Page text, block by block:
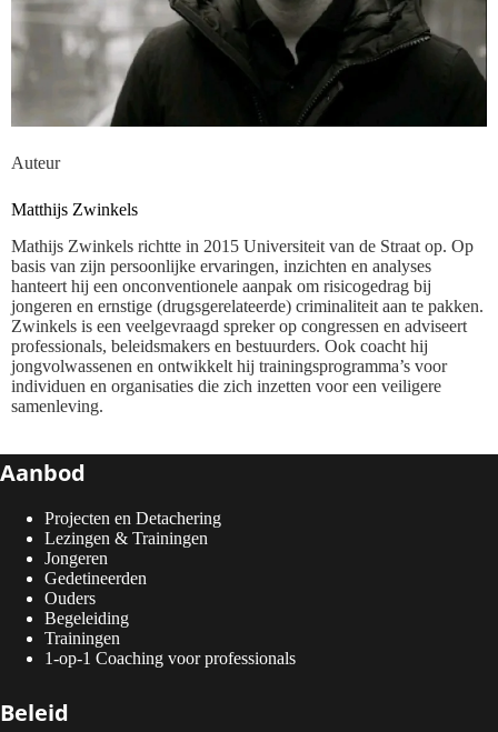
Auteur
Matthijs Zwinkels
Mathijs Zwinkels richtte in 2015 Universiteit van de Straat op. Op
basis van zijn persoonlijke ervaringen, inzichten en analyses
hanteert hij een onconventionele aanpak om risicogedrag bij
jongeren en ernstige (drugsgerelateerde) criminaliteit aan te pakken.
Zwinkels is een veelgevraagd spreker op congressen en adviseert
professionals, beleidsmakers en bestuurders. Ook coacht hij
jongvolwassenen en ontwikkelt hij trainingsprogramma’s voor
individuen en organisaties die zich inzetten voor een veiligere
samenleving.
Aanbod
Projecten en Detachering
Lezingen & Trainingen
Jongeren
Gedetineerden
Ouders
Begeleiding
Trainingen
1-op-1 Coaching voor professionals
Beleid